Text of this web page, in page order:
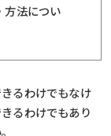
方法につい
るわけでもなけ
るわけでもあり